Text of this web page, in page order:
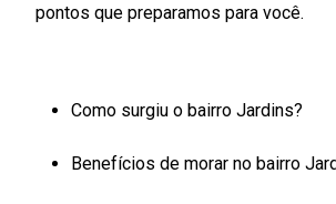
pontos que preparamos para você.
Como surgiu o bairro Jardins?
Benefícios de morar no bairro